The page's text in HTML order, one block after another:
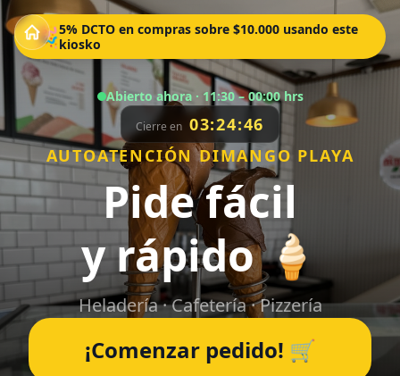
🎉5% DCTO en compras sobre $10.000 usando este
kiosko
Abierto ahora· 11:30 – 00:00 hrs
Cierre en 03:24:45
AUTOATENCIÓN DIMANGO PLAYA
Pide fácil
y rápido 🍦
Heladería · Cafetería · Pizzería
¡Comenzar pedido! 🛒